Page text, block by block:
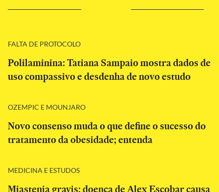
FALTA DE PROTOCOLO
Polilaminina: Tatiana Sampaio mostra dados de
uso compassivo e desdenha de novo estudo
OZEMPIC E MOUNJARO
Novo consenso muda o que define o sucesso do
tratamento da obesidade; entenda
MEDICINA E ESTUDOS
Miastenia gravis: doença de Alex Escobar causa